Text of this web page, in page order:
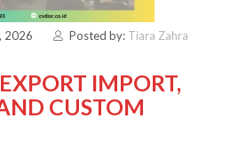
2026 Posted by: Tiara Zahra
IMPORT,
CUSTOM